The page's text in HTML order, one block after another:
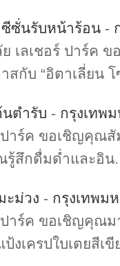
ซั่นรับหน้าร้อน -
เลเชอร์ ปาร์ค
สกับ “อิตาเลี่ยน
ตำรับ - กรุงเทพ
ปาร์ค ขอเชิญคุณ
รู้สึกดื่มด่ำและอิน
ะม่วง - กรุงเทพม
ปาร์ค ขอเชิญคุณ
งเครปใบเตยสีเขี